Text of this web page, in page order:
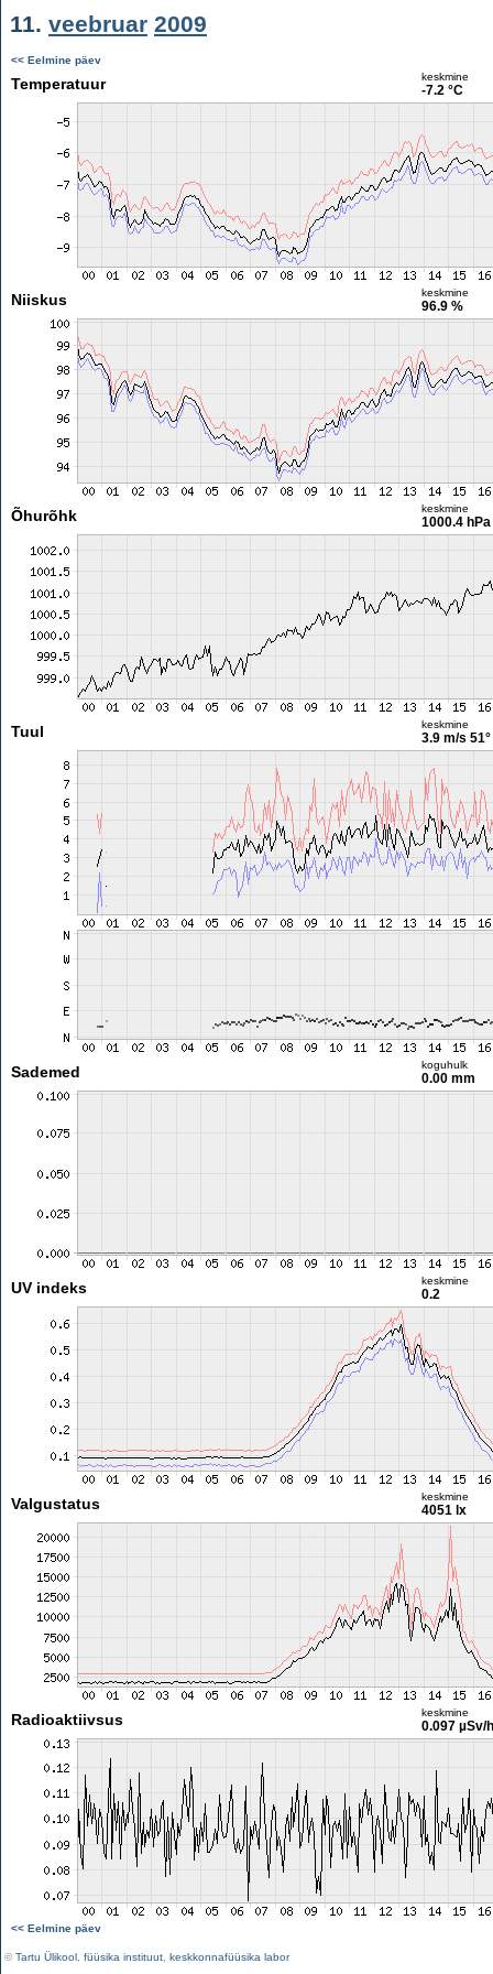
11. veebruar 2009
<< Eelmine päev
Temperatuur keskmine
-7.2 °C
Niiskus keskmine
96.9 %
Õhurõhk keskmine
1000.4 hPa
Tuul keskmine
3.9 m/s 51°
Sademed koguhulk
0.00 mm
UV indeks keskmine
0.2
Valgustatus keskmine
4051 lx
Radioaktiivsus keskmine
0.097 µSv/h
<< Eelmine päev
©Tartu Ülikool füüsika instituut keskkonnafüüsika labor